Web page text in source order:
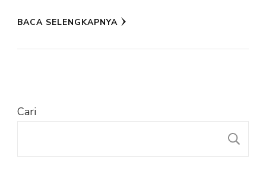
BACA SELENGKAPNYA
Cari